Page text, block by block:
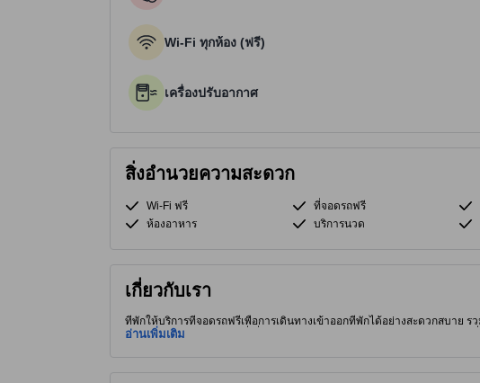
Wi-Fi ทุกห้อง (ฟรี)
เครื่องปรับอากาศ
สิ่งอำนวยความสะดวก
Wi-Fi ฟรี ที่จอดรถฟรี
ห้องอาหาร
บริการนวด
เกี่ยวกับเรา
ที่พักให้บริการที่จอดรถฟรีเพื่อการเดินทางเข้าออกที่พักได้อย่างสะดวกสบาย ร
อุบลราชธานี จึงอยู่ใกล้กับที่เที่ยวมากมาย และสะดวกต่อการเดินทางไปสถาน
อ่านเพิ่มเติม